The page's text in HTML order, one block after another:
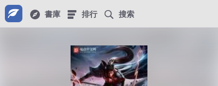
書庫 排行 搜索